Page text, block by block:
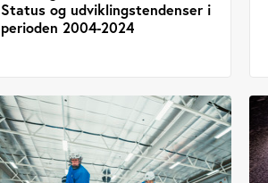
Status og udviklingstendenser i
perioden 2004-2024